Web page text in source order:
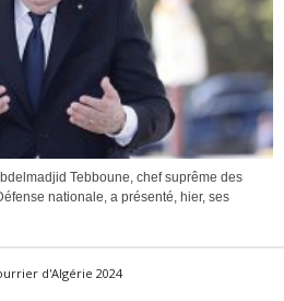
Tebboune, chef suprême des
nationale, a présenté, hier, ses
d'Algérie 2024